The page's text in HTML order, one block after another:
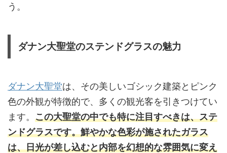
う。
ダナン大聖堂のステンドグラスの魅力
ダナン大聖堂は、その美しいゴシック建築とピンク
色の外観が特徴的で、多くの観光客を引きつけてい
ます。 この大聖堂の中でも特に注目すべきは、ステ
ンドグラスです。鮮やかな色彩が施されたガラス
は、日光が差し込むと内部を幻想的な雰囲気に変え